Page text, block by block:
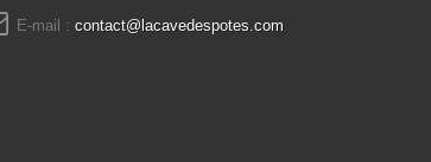
E-mail : contact@lacavedespotes.com